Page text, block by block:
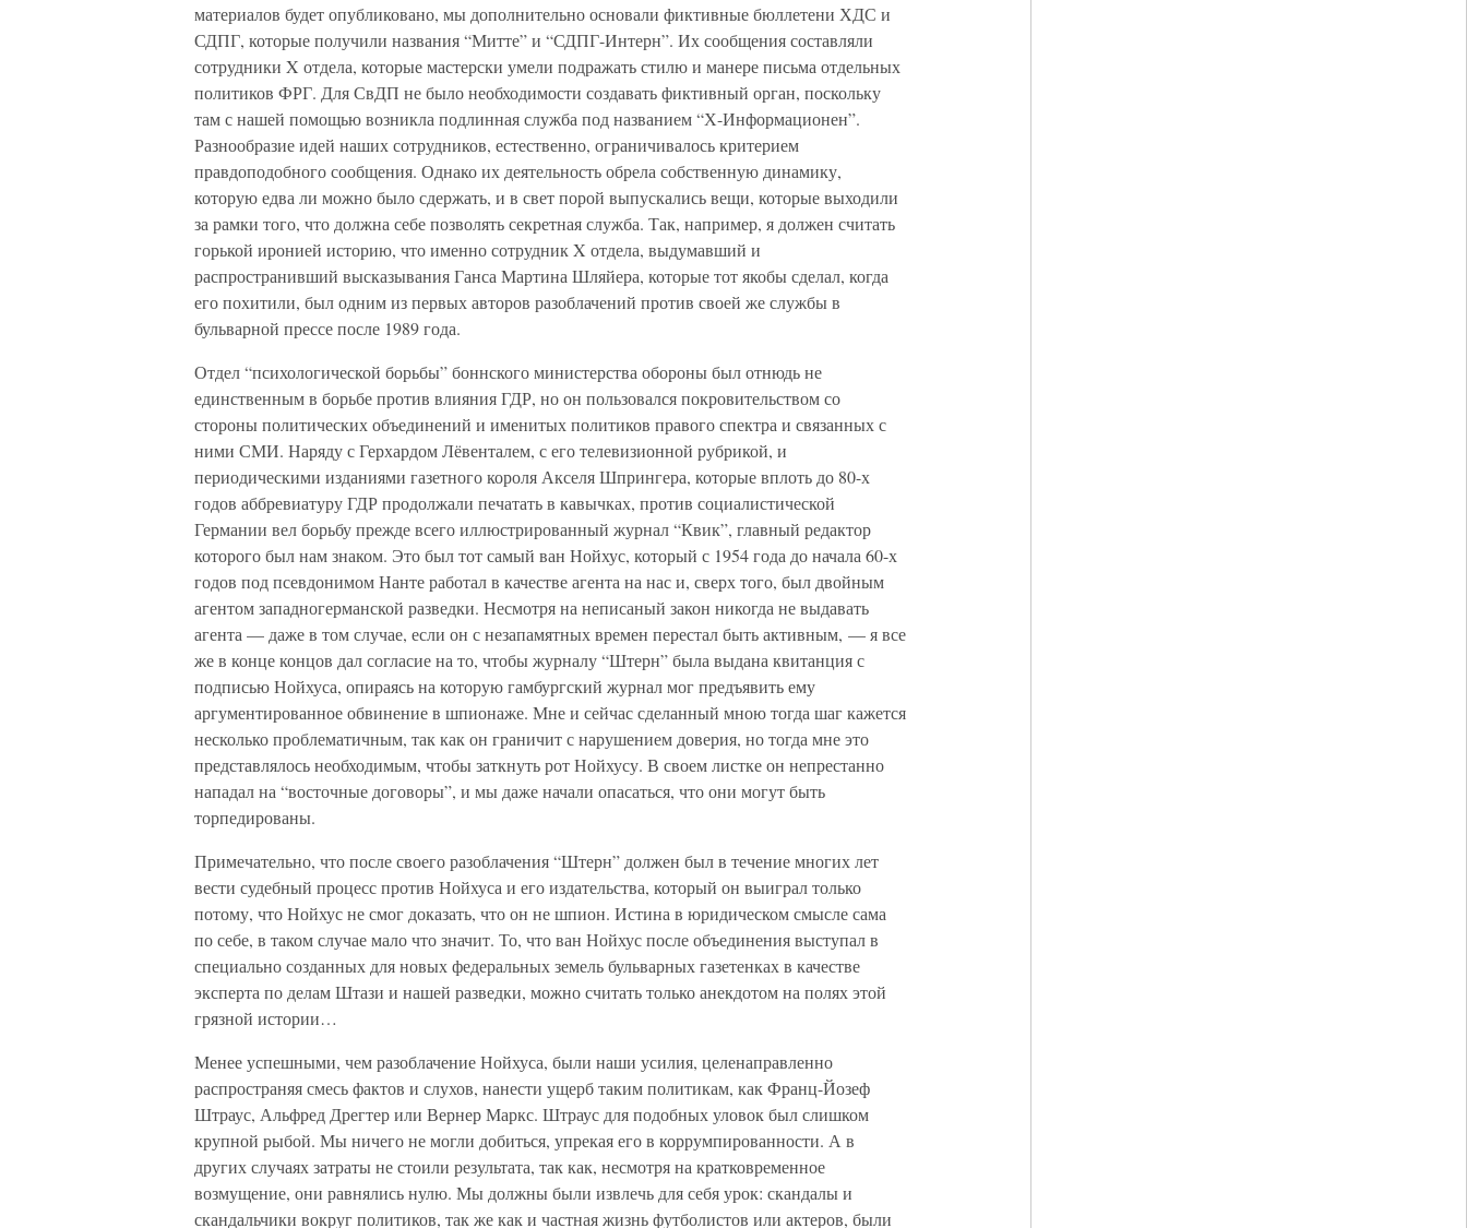
материалов будет опубликовано, мы дополнительно основали фиктивные бюллетени ХДС и
СДПГ, которые получили названия “Митте” и “СДПГ-Интерн”. Их сообщения составляли
сотрудники X отдела, которые мастерски умели подражать стилю и манере письма отдельных
политиков ФРГ. Для СвДП не было необходимости создавать фиктивный орган, поскольку
там с нашей помощью возникла подлинная служба под названием “Х-Информационен”.
Разнообразие идей наших сотрудников, естественно, ограничивалось критерием
правдоподобного сообщения. Однако их деятельность обрела собственную динамику,
которую едва ли можно было сдержать, и в свет порой выпускались вещи, которые выходили
за рамки того, что должна себе позволять секретная служба. Так, например, я должен считать
горькой иронией историю, что именно сотрудник X отдела, выдумавший и
распространивший высказывания Ганса Мартина Шляйера, которые тот якобы сделал, когда
его похитили, был одним из первых авторов разоблачений против своей же службы в
бульварной прессе после 1989 года.
Отдел “психологической борьбы” боннского министерства обороны был отнюдь не
единственным в борьбе против влияния ГДР, но он пользовался покровительством со
стороны политических объединений и именитых политиков правого спектра и связанных с
ними СМИ. Наряду с Герхардом Лёвенталем, с его телевизионной рубрикой, и
периодическими изданиями газетного короля Акселя Шпрингера, которые вплоть до 80-х
годов аббревиатуру ГДР продолжали печатать в кавычках, против социалистической
Германии вел борьбу прежде всего иллюстрированный журнал “Квик”, главный редактор
которого был нам знаком. Это был тот самый ван Нойхус, который с 1954 года до начала 60-х
годов под псевдонимом Нанте работал в качестве агента на нас и, сверх того, был двойным
агентом западногерманской разведки. Несмотря на неписаный закон никогда не выдавать
агента — даже в том случае, если он с незапамятных времен перестал быть активным, — я все
же в конце концов дал согласие на то, чтобы журналу “Штерн” была выдана квитанция с
подписью Нойхуса, опираясь на которую гамбургский журнал мог предъявить ему
аргументированное обвинение в шпионаже. Мне и сейчас сделанный мною тогда шаг кажется
несколько проблематичным, так как он граничит с нарушением доверия, но тогда мне это
представлялось необходимым, чтобы заткнуть рот Нойхусу. В своем листке он непрестанно
нападал на “восточные договоры”, и мы даже начали опасаться, что они могут быть
торпедированы.
Примечательно, что после своего разоблачения “Штерн” должен был в течение многих лет
вести судебный процесс против Нойхуса и его издательства, который он выиграл только
потому, что Нойхус не смог доказать, что он не шпион. Истина в юридическом смысле сама
по себе, в таком случае мало что значит. То, что ван Нойхус после объединения выступал в
специально созданных для новых федеральных земель бульварных газетенках в качестве
эксперта по делам Штази и нашей разведки, можно считать только анекдотом на полях этой
грязной истории…
Менее успешными, чем разоблачение Нойхуса, были наши усилия, целенаправленно
распространяя смесь фактов и слухов, нанести ущерб таким политикам, как Франц-Йозеф
Штраус, Альфред Дрегтер или Вернер Маркс. Штраус для подобных уловок был слишком
крупной рыбой. Мы ничего не могли добиться, упрекая его в коррумпированности. А в
других случаях затраты не стоили результата, так как, несмотря на кратковременное
возмущение, они равнялись нулю. Мы должны были извлечь для себя урок: скандалы и
скандальчики вокруг политиков, так же как и частная жизнь футболистов или актеров, были